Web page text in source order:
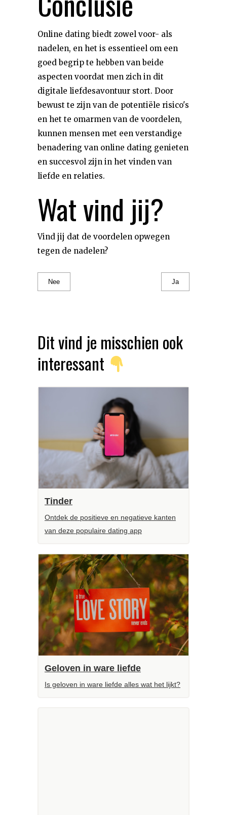
Online dating biedt zowel voor- als
nadelen, en het is essentieel om een
goed begrip te hebben van beide
aspecten voordat men zich in dit
digitale liefdesavontuur stort. Door
bewust te zijn van de potentiële risico's
en het te omarmen van de voordelen,
kunnen mensen met een verstandige
benadering van online dating genieten
en succesvol zijn in het vinden van
liefde en relaties.
Wat vind jij?
Vind jij dat de voordelen opwegen
tegen de nadelen?
Nee Ja
Dit vind je misschien ook
interessant
Tinder
Ontdek de positieve en negatieve kanten
van deze populaire dating app
Geloven in ware liefde
Is geloven in ware liefde alles wat het lijkt?